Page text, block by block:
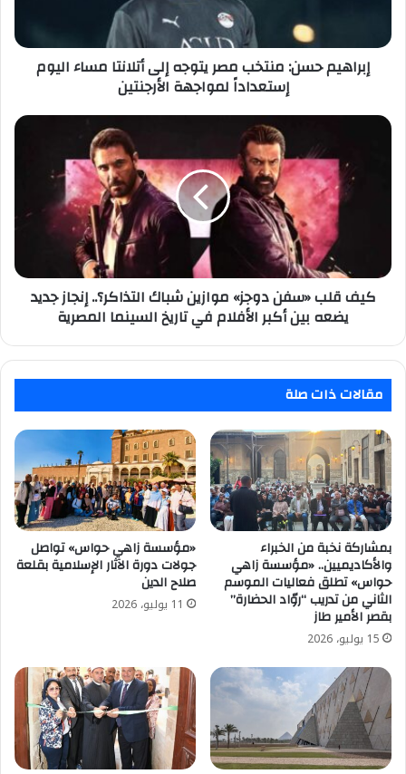
اليوم
إستعداداً
لمواجهة
إبراهيم حسن: منتخب مصر يتوجه إلى أتلانتا مساء اليوم
إستعداداً لمواجهة الأرجنتين
كيف
جديد
يضعه
الأفلام
تاريخ
السينما
المصرية
كيف قلب «سفن دوجز» موازين شباك التذاكر؟.. إنجاز جديد
يضعه بين أكبر الأفلام في تاريخ السينما المصرية
مقالات ذات صلة
بمشاركة نخبة من الخبراء
والأكاديميين.. «مؤسسة زاهي
حواس» تطلق فعاليات الموسم
الثاني من تدريب “روّاد الحضارة”
بقصر الأمير طاز
15 يوليو، 2026
«مؤسسة زاهي حواس» تواصل
جولات دورة الآثار الإسلامية بقلعة
صلاح الدين
11 يوليو، 2026